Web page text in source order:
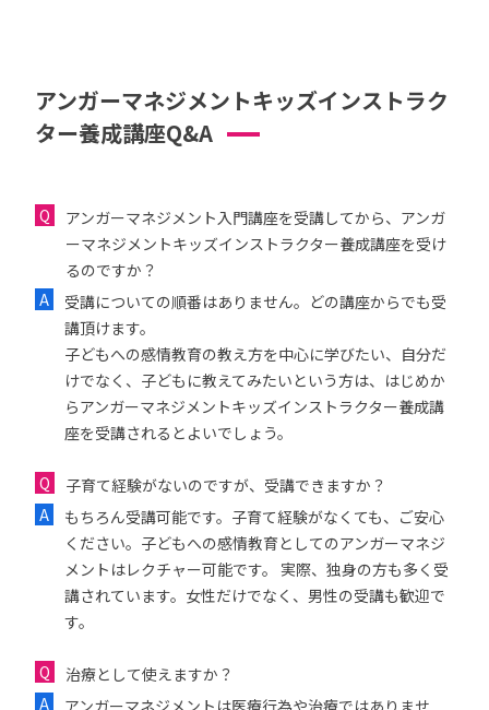
アンガーマネジメントキッズインストラク
ター養成講座Q&A
アンガーマネジメント入門講座を受講してから、アンガ
ーマネジメントキッズインストラクター養成講座を受け
るのですか？
受講についての順番はありません。どの講座からでも受
講頂けます。
子どもへの感情教育の教え方を中心に学びたい、自分だ
けでなく、子どもに教えてみたいという方は、はじめか
らアンガーマネジメントキッズインストラクター養成講
座を受講されるとよいでしょう。
子育て経験がないのですが、受講できますか？
もちろん受講可能です。子育て経験がなくても、ご安心
ください。子どもへの感情教育としてのアンガーマネジ
メントはレクチャー可能です。 実際、独身の方も多く受
講されています。女性だけでなく、男性の受講も歓迎で
す。
治療として使えますか？
アンガーマネジメントは医療行為や治療ではありませ